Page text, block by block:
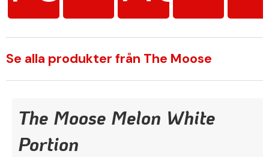
Se alla produkter från The Moose
The Moose Melon White
Portion